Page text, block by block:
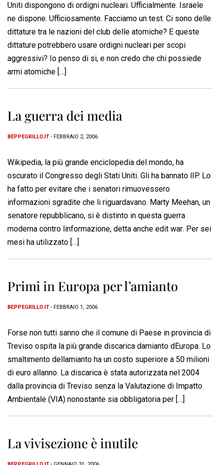
Uniti dispongono di ordigni nucleari. Ufficialmente. Israele
ne dispone. Ufficiosamente. Facciamo un test. Ci sono delle
dittature tra le nazioni del club delle atomiche? E queste
dittature potrebbero usare ordigni nucleari per scopi
aggressivi? Io penso di si, e non credo che chi possiede
armi atomiche […]
La guerra dei media
BEPPEGRILLO.IT - FEBBRAIO 2, 2006
Wikipedia, la più grande enciclopedia del mondo, ha
oscurato il Congresso degli Stati Uniti. Gli ha bannato lIP. Lo
ha fatto per evitare che i senatori rimuovessero
informazioni sgradite che li riguardavano. Marty Meehan, un
senatore repubblicano, si è distinto in questa guerra
moderna contro linformazione, detta anche edit war. Per sei
mesi ha utilizzato […]
Primi in Europa per l’amianto
BEPPEGRILLO.IT - FEBBRAIO 1, 2006
Forse non tutti sanno che il comune di Paese in provincia di
Treviso ospita la più grande discarica damianto dEuropa. Lo
smaltimento dellamianto ha un costo superiore a 50 milioni
di euro allanno. La discarica è stata autorizzata nel 2004
dalla provincia di Treviso senza la Valutazione di Impatto
Ambientale (VIA) nonostante sia obbligatoria per […]
La vivisezione è inutile